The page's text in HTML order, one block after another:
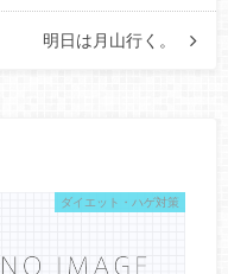
明日は月山行く。
ダイエット・ハゲ対策